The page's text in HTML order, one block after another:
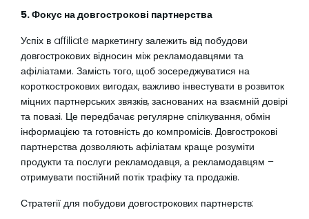
5. Фокус на довгострокові партнерства
Успіх в affiliate маркетингу залежить від побудови
довгострокових відносин між рекламодавцями та
афіліатами. Замість того, щоб зосереджуватися на
короткострокових вигодах, важливо інвестувати в розвиток
міцних партнерських звязків, заснованих на взаємній довірі
та повазі. Це передбачає регулярне спілкування, обмін
інформацією та готовність до компромісів. Довгострокові
партнерства дозволяють афіліатам краще розуміти
продукти та послуги рекламодавця, а рекламодавцям –
отримувати постійний потік трафіку та продажів.
Стратегії для побудови довгострокових партнерств: